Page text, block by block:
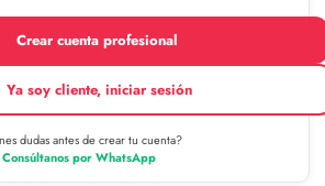
Crear cuenta profesional
Ya soy cliente, iniciar sesión
dudas antes de crear tu cuenta?
Consúltanos por WhatsApp